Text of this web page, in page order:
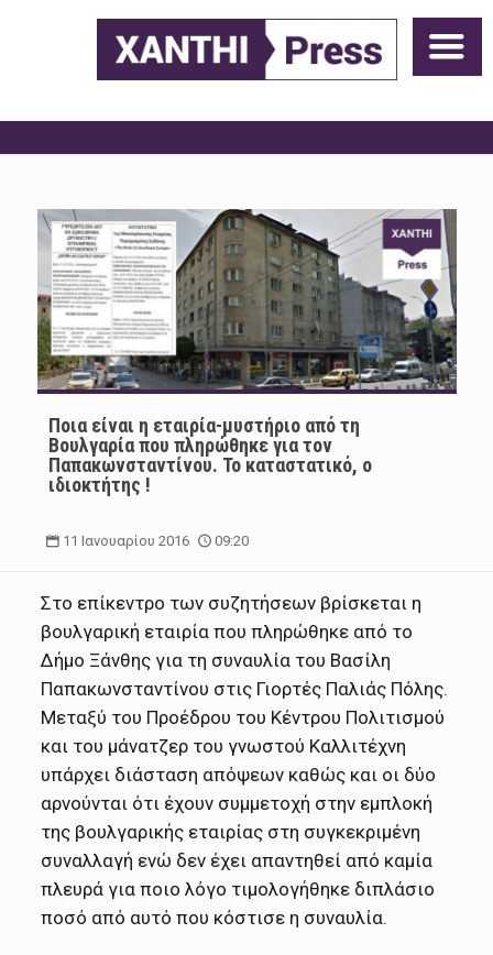
Ποια είναι η εταιρία-μυστήριο από τη
Βουλγαρία που πληρώθηκε για τον
Παπακωνσταντίνου. To καταστατικό, ο
ιδιοκτήτης !
11 Ιανουαρίου 2016 09:20
Στο επίκεντρο των συζητήσεων βρίσκεται η
βουλγαρική εταιρία που πληρώθηκε από το
Δήμο Ξάνθης για τη συναυλία του Βασίλη
Παπακωνσταντίνου στις Γιορτές Παλιάς Πόλης.
Μεταξύ του Προέδρου του Κέντρου Πολιτισμού
και του μάνατζερ του γνωστού Καλλιτέχνη
υπάρχει διάσταση απόψεων καθώς και οι δύο
αρνούνται ότι έχουν συμμετοχή στην εμπλοκή
της βουλγαρικής εταιρίας στη συγκεκριμένη
συναλλαγή ενώ δεν έχει απαντηθεί από καμία
πλευρά για ποιο λόγο τιμολογήθηκε διπλάσιο
ποσό από αυτό που κόστισε η συναυλία.